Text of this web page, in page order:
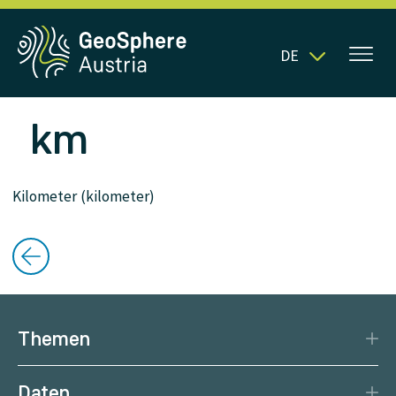
DE
km
Kilometer (kilometer)
Themen